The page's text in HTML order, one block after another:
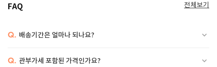
FAQ 전체보기
Q. 배송기간은 얼마나 되나요?
Q. 관부가세 포함된 가격인가요?